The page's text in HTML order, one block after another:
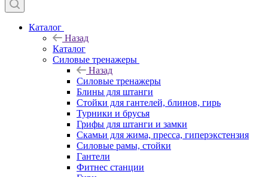
Каталог
Назад
Каталог
Силовые тренажеры
Назад
Силовые тренажеры
Блины для штанги
Стойки для гантелей, блинов, гирь
Турники и брусья
Грифы для штанги и замки
Скамьи для жима, пресса, гиперэкстензия
Силовые рамы, стойки
Гантели
Фитнес станции